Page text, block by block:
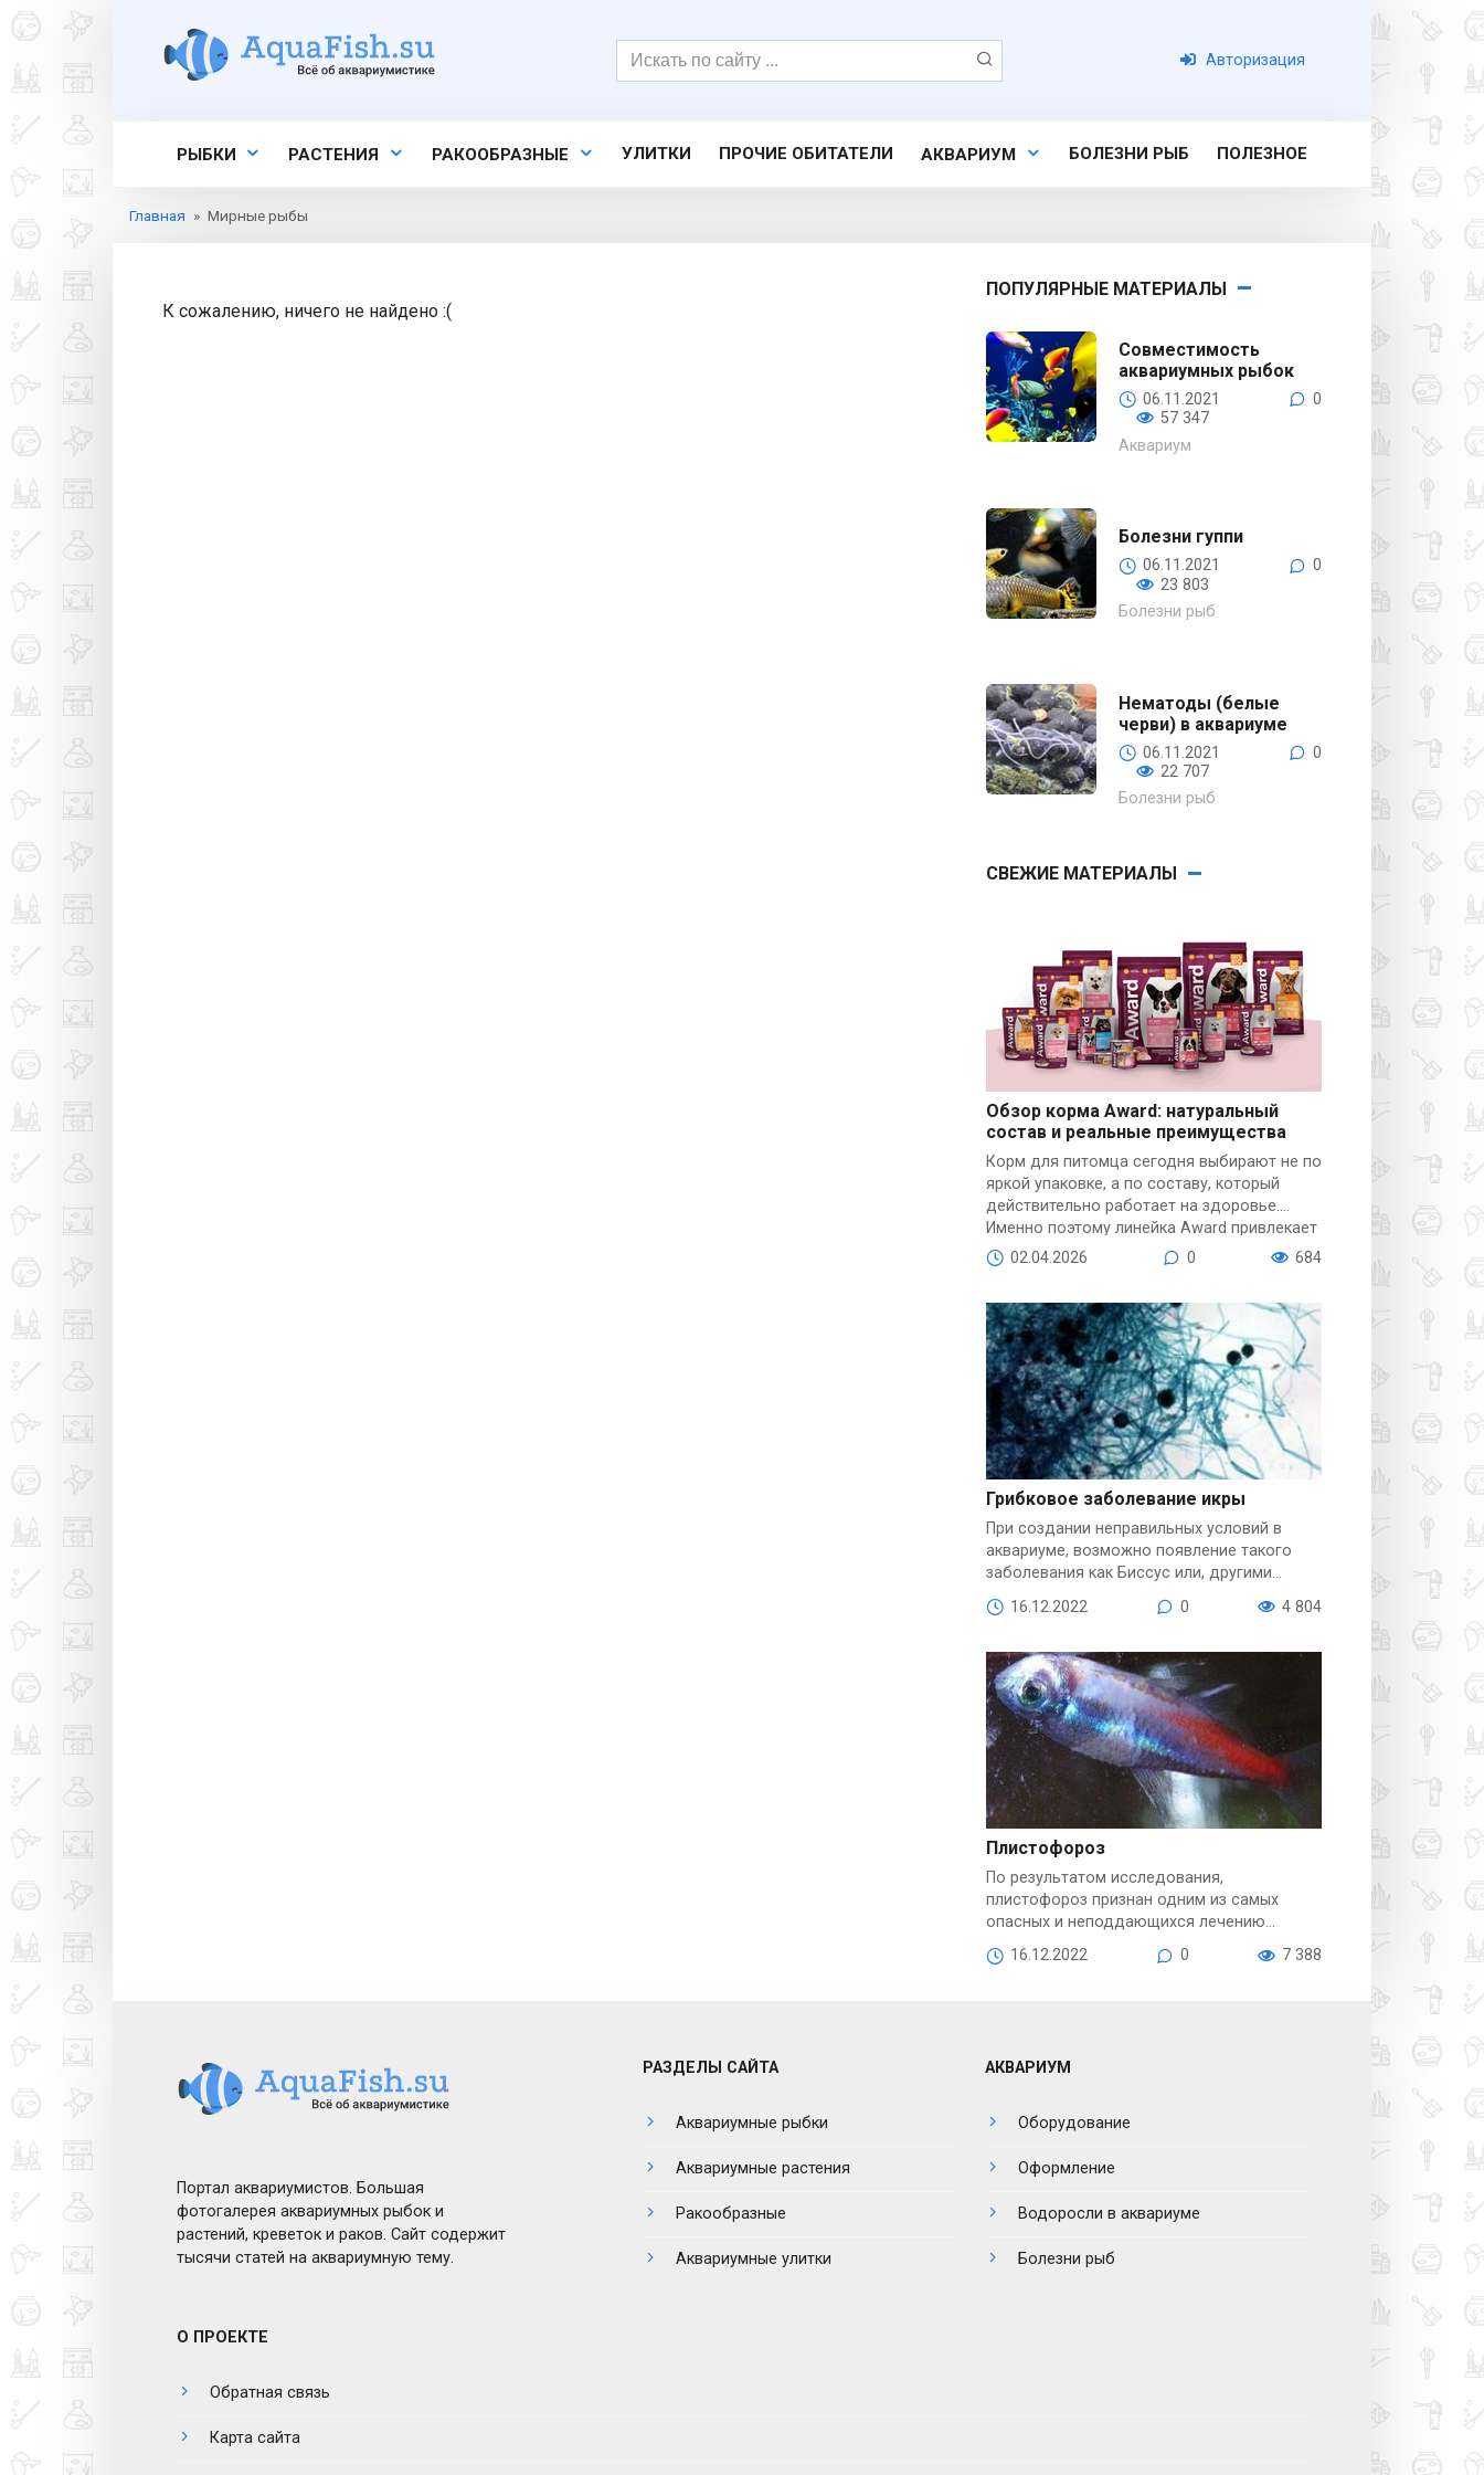
контенту
Поиск: Авторизация
РЫБКИ РАСТЕНИЯ РАКООБРАЗНЫЕ УЛИТКИ ПРОЧИЕ ОБИТАТЕЛИ АКВАРИУМ БОЛЕЗНИ РЫБ ПОЛЕЗНОЕ
Главная » Мирные рыбы
К сожалению, ничего не найдено :(
ПОПУЛЯРНЫЕ МАТЕРИАЛЫ
Совместимость
аквариумных рыбок
06.11.2021
0
57 347
Аквариум
Болезни гуппи
06.11.2021
0
23 803
Болезни рыб
Нематоды (белые
черви) в аквариуме
06.11.2021
0
22 707
Болезни рыб
СВЕЖИЕ МАТЕРИАЛЫ
Полезное
Обзор корма Award: натуральный
состав и реальные преимущества
Корм для питомца сегодня выбирают не по
яркой упаковке, а по составу, который
действительно работает на здоровье.
Именно поэтому линейка Award привлекает
внимание: в основе — понятные
ингредиенты и продуманный баланс
02.04.2026 0 684
Болезни рыб
Грибковое заболевание икры
При создании неправильных условий в
аквариуме, возможно появление такого
заболевания как Биссус или, другими
словами, грибковое поражение икры.
16.12.2022 0 4 804
Болезни рыб
Плистофороз
По результатом исследования,
плистофороз признан одним из самых
опасных и неподдающихся лечению
заболеваний аквариумных рыб.
16.12.2022 0 7 388
Портал аквариумистов. Большая
фотогалерея аквариумных рыбок и
растений, креветок и раков. Сайт содержит
тысячи статей на аквариумную тему.
РАЗДЕЛЫ САЙТА
Аквариумные рыбки
Аквариумные растения
Ракообразные
Аквариумные улитки
АКВАРИУМ
Оборудование
Оформление
Водоросли в аквариуме
Болезни рыб
О ПРОЕКТЕ
Обратная связь
Карта сайта